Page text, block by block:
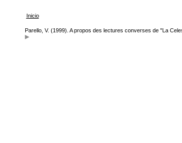
Inicio
Parello, V. (1999). A propos des lectures converses de "La